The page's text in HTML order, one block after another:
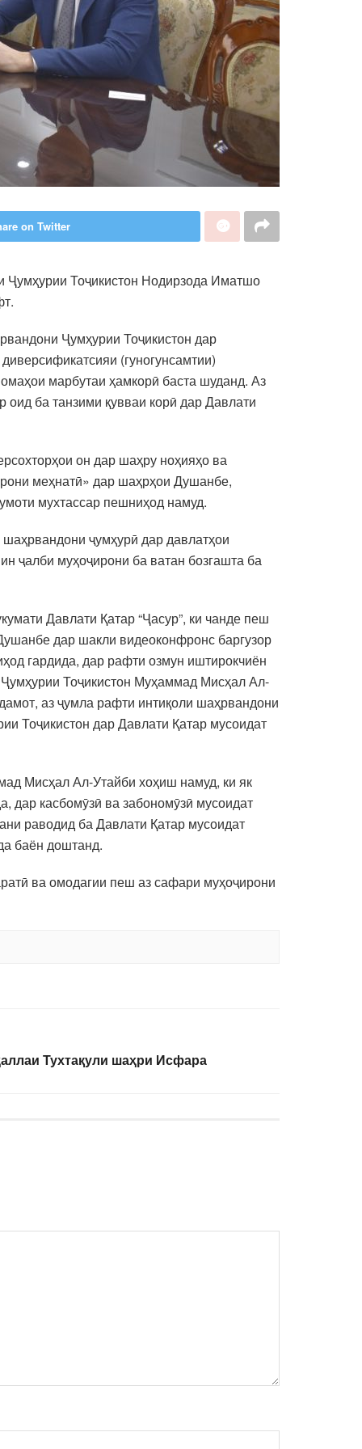
on Twitter
Ҷумҳурии Тоҷикистон Нодирзода Иматшо
Ҷумҳурии Тоҷикистон дар
(гуногунсамтии)
марбутаи ҳамкорӣ баста шуданд. Аз
ба танзими қувваи корӣ дар Давлати
он дар шаҳру ноҳияҳо ва
меҳнатӣ» дар шаҳрҳои Душанбе,
мухтассар пешниҳод намуд.
ҷумҳурӣ дар давлатҳои
ҷалби муҳоҷирони ба ватан бозгашта ба
Давлати Қатар “Ҷасур”, ки чанде пеш
дар шакли видеоконфронс баргузор
гардида, дар рафти озмун иштирокчиён
Тоҷикистон Муҳаммад Мисҳал Ал-
аз ҷумла рафти интиқоли шаҳрвандони
Тоҷикистон дар Давлати Қатар мусоидат
Мисҳал Ал-Утайби хоҳиш намуд, ки як
дар касбомӯзӣ ва забономӯзӣ мусоидат
раводид ба Давлати Қатар мусоидат
баён доштанд.
ва омодагии пеш аз сафари муҳоҷирони
Тухтақули шаҳри Исфара